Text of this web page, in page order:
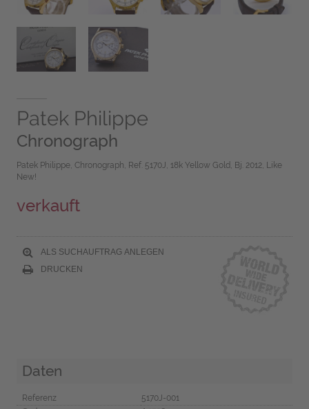
Patek Philippe
Chronograph
Patek Philippe, Chronograph, Ref. 5170J, 18k Yellow Gold, Bj. 2012, Like
New!
verkauft
ALS SUCHAUFTRAG ANLEGEN
DRUCKEN
Daten
Referenz
5170J-001